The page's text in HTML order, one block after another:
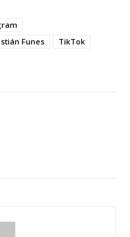
Funes
TikTok